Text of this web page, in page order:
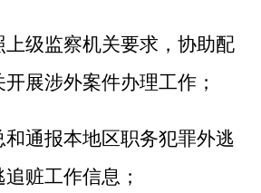
级监察机关要求，协助配
展涉外案件办理工作；
通报本地区职务犯罪外逃
赃工作信息；